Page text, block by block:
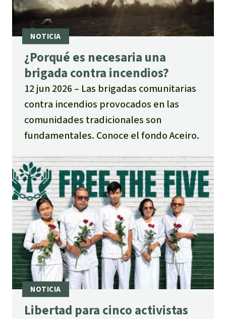
¿Porqué es necesaria una
brigada contra incendios?
12 jun 2026
Las brigadas comunitarias
contra incendios provocados en las
comunidades tradicionales son
fundamentales. Conoce el fondo Aceiro.
Libertad para cinco activistas